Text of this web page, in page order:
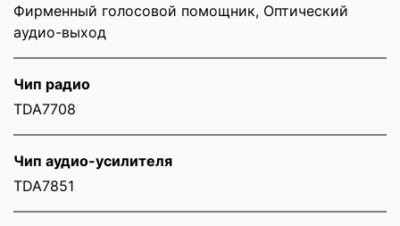
Фирменный голосовой помощник, Оптический
аудио-выход
Чип радио
TDA7708
Чип аудио-усилителя
TDA7851